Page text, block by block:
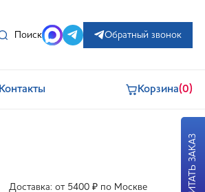
Поиск Обратный звонок
Контакты Корзина(0)
Доставка: от 5400 ₽ по Москве